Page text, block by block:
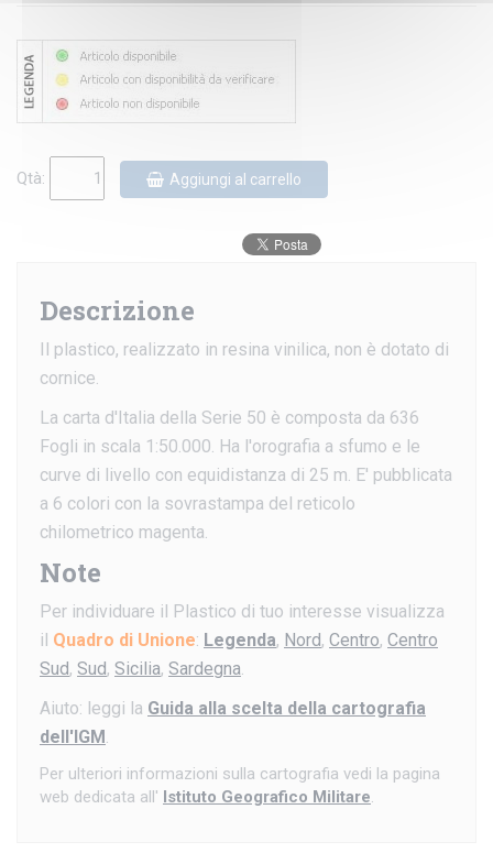
Qtà: Aggiungi al carrello
Descrizione
Il plastico, realizzato in resina vinilica, non è dotato di
cornice.
La carta d'Italia della Serie 50 è composta da 636
Fogli in scala 1:50.000. Ha l'orografia a sfumo e le
curve di livello con equidistanza di 25 m. E' pubblicata
a 6 colori con la sovrastampa del reticolo
chilometrico magenta.
Note
Per individuare il Plastico di tuo interesse visualizza
il Quadro di Unione: Legenda, Nord, Centro, Centro
Sud, Sud, Sicilia, Sardegna.
Aiuto: leggi la Guida alla scelta della cartografia
dell'IGM.
Per ulteriori informazioni sulla cartografia vedi la pagina
web dedicata all' Istituto Geografico Militare.